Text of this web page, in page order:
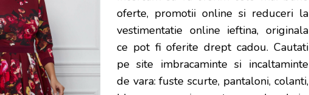
oferte, promotii online si reduceri la
vestimentatie online ieftina, originala
ce pot fi oferite drept cadou. Cautati
pe site imbracaminte si incaltaminte
de vara: fuste scurte, pantaloni, colanti,